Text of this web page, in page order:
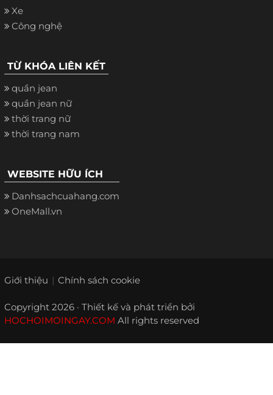
Xe
Công nghệ
TỪ KHÓA LIÊN KẾT
quần jean
quần jean nữ
thời trang nữ
thời trang nam
WEBSITE HỮU ÍCH
Danhsachcuahang.com
OneMall.vn
Giới thiệu Chính sách cookie
Copyright 2026 · Thiết kế và phát triển bởi
HOCHOIMOINGAY.COM All rights reserved